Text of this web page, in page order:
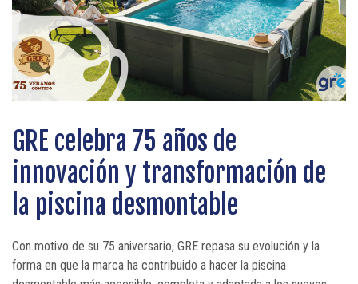
GRE celebra 75 años de
innovación y transformación de
la piscina desmontable
Con motivo de su 75 aniversario, GRE repasa su evolución y la
forma en que la marca ha contribuido a hacer la piscina
Desarrolle su visibilidad B2B con
nuestras soluciones print y
digitales 2026
Piscina Barcelona 2027 prioriza la
calidad de la oferta y del
visitante profesional